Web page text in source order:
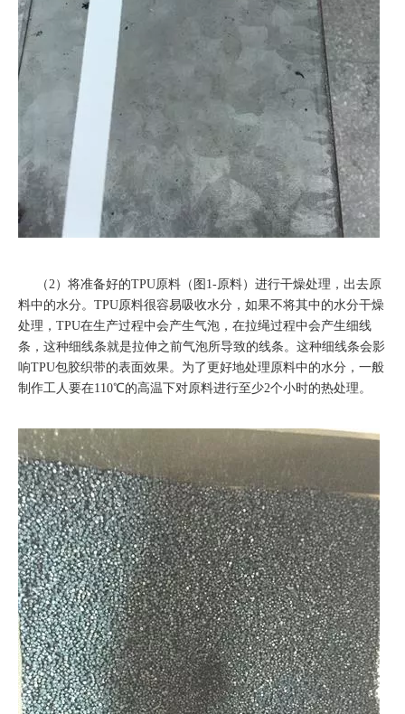
（2）将准备好的TPU原料（图1-原料）进行干燥处理，出去原
料中的水分。TPU原料很容易吸收水分，如果不将其中的水分干燥
处理，TPU在生产过程中会产生气泡，在拉绳过程中会产生细线
条，这种细线条就是拉伸之前气泡所导致的线条。这种细线条会影
响TPU包胶织带的表面效果。为了更好地处理原料中的水分，一般
制作工人要在110℃的高温下对原料进行至少2个小时的热处理。